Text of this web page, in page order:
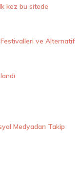
kez bu sitede
ve Alternatif
Medyadan Takip